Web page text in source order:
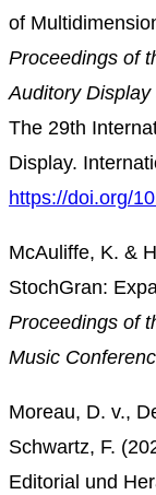
of
Proceedings of
Auditory Display
The 29th
Display.
https://doi.org/
McAuliffe, K. &
StochGran:
Proceedings of
Music
Moreau, D. v.,
Schwartz, F.
Editorial und